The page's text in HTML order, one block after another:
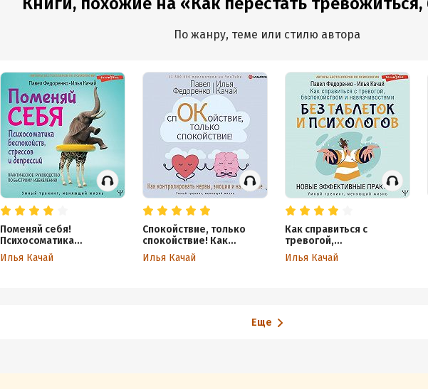
По жанру, теме или стилю автора
Поменяй себя!
Психосоматика
беспокойств, стрессов и
депрессий.
Илья Качай
Спокойствие, только
спокойствие! Как
контролировать нервы,
эмоции и настроение
Илья Качай
Как справиться с
тревогой,
беспокойством и
навязчивостями. Без
Илья Качай
Еще